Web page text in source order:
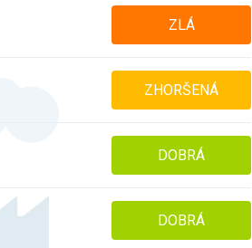
ZLÁ
ZHORŠENÁ
DOBRÁ
DOBRÁ